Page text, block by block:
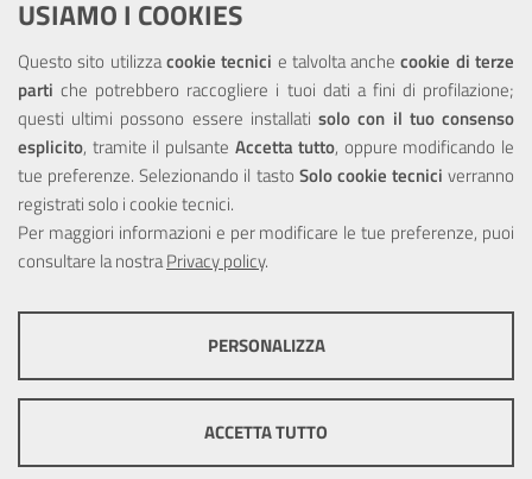
USIAMO I COOKIES
Questo sito utilizzacookie tecnici e talvolta anchecookie di terze
parti che potrebbero raccogliere i tuoi dati a fini di profilazione;
questi ultimi possono essere installatisolo con il tuo consenso
esplicito, tramite il pulsante Accetta tutto, oppure modificando le
tue preferenze. Selezionando il tasto Solo cookie tecnici verranno
registrati solo i cookie tecnici.
Per maggiori informazioni e per modificare le tue preferenze, puoi
consultare la nostraPrivacy policy.
ottimale per ogni utente. Essi non raccolgono i tuoi dati e le tue
informazioni di navigazione per scopi di marketing e profilazione, e
PERSONALIZZA
ACCETTA TUTTO
NOTE LEGALI
Privacy
Portale realizzato con la partecipazione finanziaria dell'Unione
Europea tramite i fondi del POR Sicilia 2000/2006 Misura 6.05 -